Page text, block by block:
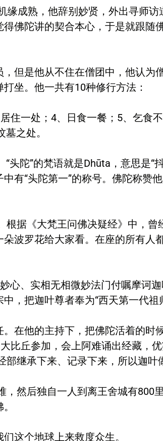
成熟，他辞别妙贤，外出寻师访
佛陀讲的契合本心，于是就跟随
是他从不住在僧团中，他认为
坐。他一共有10种修行方法：
住一处；4、日食一餐；5、乞食
之处。
”的梵语就是Dhūta，意思是“抖
有“头陀第一”的称号。佛陀称赞
《大梵王问佛决疑经》中，曾
波罗花给大家看。在座的所有人
、实相无相微妙法门付嘱摩诃迦
，把迦叶尊者奉为“西天第一代祖
他的主持下，把佛陀活着的时
比丘参加，会上阿难诵出经藏，
继承下来、记录下来，所以迦叶
后独自一人到离王舍城有800
这个地球上来救度众生。